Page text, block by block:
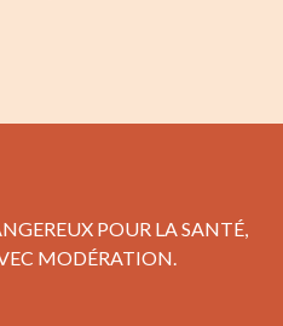
POUR LA SANTÉ,
MODÉRATION.